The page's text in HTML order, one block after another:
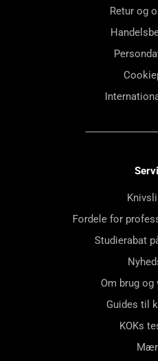
Retur og
Fordele for
Studierabat
Om brug og
Guides til
KOKs